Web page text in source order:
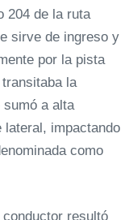
204 de la ruta
sirve de ingreso y
por la pista
la
a alta
lateral, impactando
como
resultó